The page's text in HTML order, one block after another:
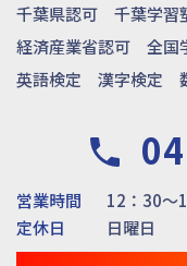
千葉県認可 千葉学習
経済産業省認可 全国
英語検定 漢字検定
営業時間
12：30～
定休日
日曜日